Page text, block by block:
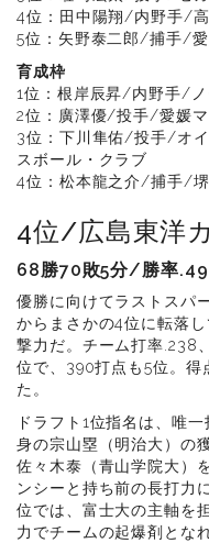
4位：田中陽翔/内野手/
5位：矢野泰二郎/捕手/
育成枠
1位：根岸辰昇/内野手/
2位：廣澤優/投手/愛媛
3位：下川隼佑/投手/オ
スボール・クラブ
4位：松本龍之介/捕手/堺
4位/広島東洋
68勝70敗5分/勝率
優勝に向けてラストスパ
からまさかの4位に転落
撃力だ。チーム打率.238
位で、390打点も5位。得
た。
ドラフト1位指名は、唯
身の宗山塁（明治大）の
佐々木泰（青山学院大）
ンシーと持ち前の長打力
位では、富士大の主軸を
力でチームの起爆剤とな